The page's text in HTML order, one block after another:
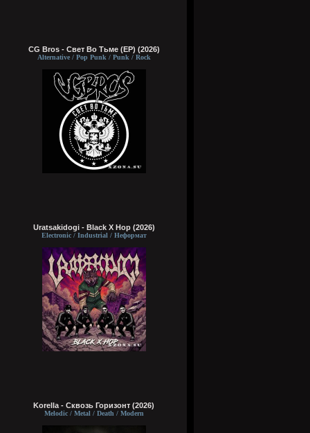
CG Bros - Свет Во Тьме (EP) (2026)
Alternative / Pop Punk / Punk / Rock
Uratsakidogi - Black X Hop (2026)
Electronic / Industrial / Неформат
Korella - Сквозь Горизонт (2026)
Melodic / Metal / Death / Modern